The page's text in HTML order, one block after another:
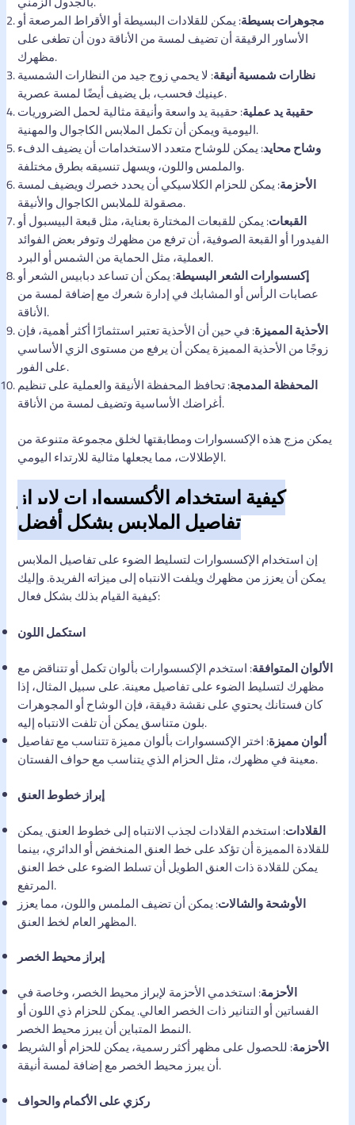
مجوهرات بسيطة: يمكن للقلادات البسيطة أو الأقراط المرصعة أو
الأساور الرقيقة أن تضيف لمسة من الأناقة دون أن تطغى على
مظهرك.
نظارات شمسية أنيقة: لا يحمي زوج جيد من النظارات الشمسية
عينيك فحسب، بل يضيف أيضًا لمسة عصرية.
حقيبة يد عملية: حقيبة يد واسعة وأنيقة مثالية لحمل الضروريات
اليومية ويمكن أن تكمل الملابس الكاجوال والمهنية.
وشاح محايد: يمكن للوشاح متعدد الاستخدامات أن يضيف الدفء
والملمس واللون، ويسهل تنسيقه بطرق مختلفة.
الأحزمة: يمكن للحزام الكلاسيكي أن يحدد خصرك ويضيف لمسة
مصقولة للملابس الكاجوال والأنيقة.
القبعات: يمكن للقبعات المختارة بعناية، مثل قبعة البيسبول أو
الفيدورا أو القبعة الصوفية، أن ترفع من مظهرك وتوفر بعض الفوائد
العملية، مثل الحماية من الشمس أو البرد.
إكسسوارات الشعر البسيطة: يمكن أن تساعد دبابيس الشعر أو
عصابات الرأس أو المشابك في إدارة شعرك مع إضافة لمسة من
الأناقة.
الأحذية المميزة: في حين أن الأحذية تعتبر استثمارًا أكثر أهمية، فإن
زوجًا من الأحذية المميزة يمكن أن يرفع من مستوى الزي الأساسي
على الفور.
المحفظة المدمجة: تحافظ المحفظة الأنيقة والعملية على تنظيم
أغراضك الأساسية وتضيف لمسة من الأناقة.
يمكن مزج هذه الإكسسوارات ومطابقتها لخلق مجموعة متنوعة من
الإطلالات، مما يجعلها مثالية للارتداء اليومي.
كيفية استخدام الأكسسوارات لإبراز
تفاصيل الملابس بشكل أفضل
إن استخدام الإكسسوارات لتسليط الضوء على تفاصيل الملابس
يمكن أن يعزز من مظهرك ويلفت الانتباه إلى ميزاته الفريدة. وإليك
كيفية القيام بذلك بشكل فعال:
استكمل اللون
الألوان المتوافقة: استخدم الإكسسوارات بألوان تكمل أو تتناقض مع
مظهرك لتسليط الضوء على تفاصيل معينة. على سبيل المثال، إذا
كان فستانك يحتوي على نقشة دقيقة، فإن الوشاح أو المجوهرات
بلون متناسق يمكن أن تلفت الانتباه إليه.
ألوان مميزة: اختر الإكسسوارات بألوان مميزة تتناسب مع تفاصيل
معينة في مظهرك، مثل الحزام الذي يتناسب مع حواف الفستان.
إبراز خطوط العنق
القلادات: استخدم القلادات لجذب الانتباه إلى خطوط العنق. يمكن
للقلادة المميزة أن تؤكد على خط العنق المنخفض أو الدائري، بينما
يمكن للقلادة ذات العنق الطويل أن تسلط الضوء على خط العنق
المرتفع.
الأوشحة والشالات: يمكن أن تضيف الملمس واللون، مما يعزز
المظهر العام لخط العنق.
إبراز محيط الخصر
الأحزمة: استخدمي الأحزمة لإبراز محيط الخصر، وخاصة في
الفساتين أو التنانير ذات الخصر العالي. يمكن للحزام ذي اللون أو
النمط المتباين أن يبرز محيط الخصر.
الأحزمة: للحصول على مظهر أكثر رسمية، يمكن للحزام أو الشريط
أن يبرز محيط الخصر مع إضافة لمسة أنيقة.
ركزي على الأكمام والحواف